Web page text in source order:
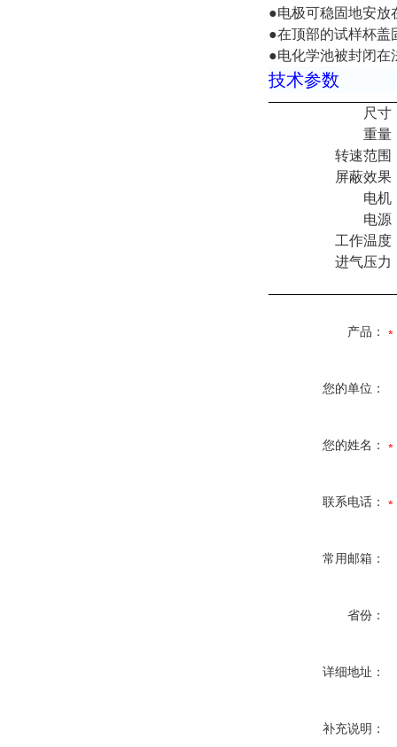
●电极可稳固地安放
●在顶部的试样杯盖
●电化学池被封闭在
技术参数
尺寸
重量
转速范围
屏蔽效果
电机
电源
工作温度
进气压力
产品：
您的单位：
您的姓名：
联系电话：
常用邮箱：
省份：
详细地址：
补充说明：